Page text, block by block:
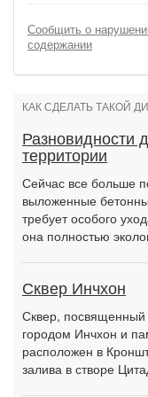
Сообщить о
содержании
КАК СДЕЛАТЬ ТАКОЙ
Разновидности
территории
Сейчас все больше
выложенные
требует особого
она полностью
Сквер Инчхон
Сквер, посвященный
городом Инчхон и
расположен в
залива в створе